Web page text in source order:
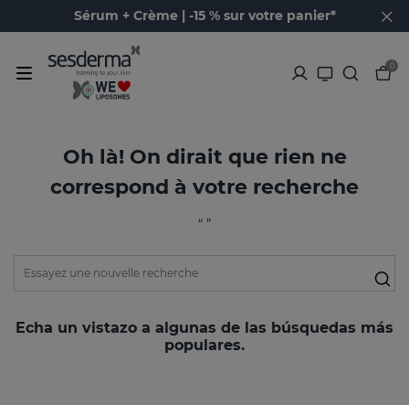
Sérum + Crème | -15 % sur votre panier*
0
Oh là! On dirait que rien ne
correspond à votre recherche
“ ”
Echa un vistazo a algunas de las búsquedas más
populares.